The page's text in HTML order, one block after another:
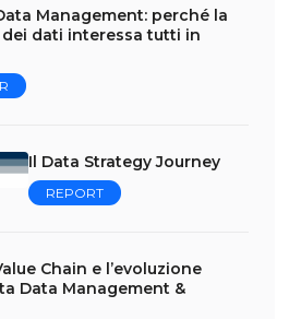
Management: perché la
dati interessa tutti in
Il Data Strategy Journey
REPORT
Chain e l’evoluzione
Data Management &